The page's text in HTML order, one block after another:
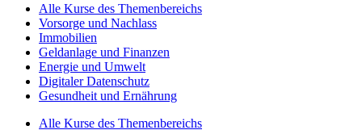
Alle Kurse des Themenbereichs
Vorsorge und Nachlass
Immobilien
Geldanlage und Finanzen
Energie und Umwelt
Digitaler Datenschutz
Gesundheit und Ernährung
Alle Kurse des Themenbereichs